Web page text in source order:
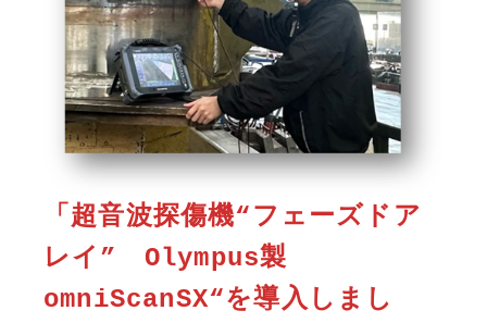
「超音波探傷機“フェーズドア
レイ” Olympus製
omniScanSX“を導入しまし